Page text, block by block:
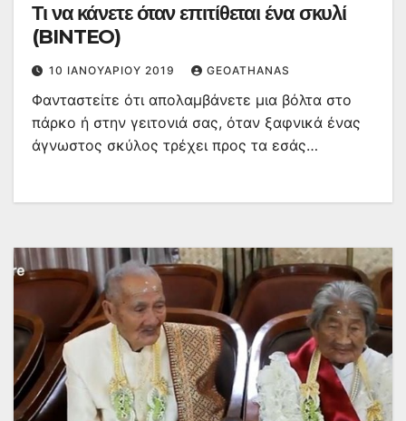
Τι να κάνετε όταν επιτίθεται ένα σκυλί
(BINTEO)
10 ΙΑΝΟΥΑΡΊΟΥ 2019 GEOATHANAS
Φανταστείτε ότι απολαμβάνετε μια βόλτα στο
πάρκο ή στην γειτονιά σας, όταν ξαφνικά ένας
άγνωστος σκύλος τρέχει προς τα εσάς…